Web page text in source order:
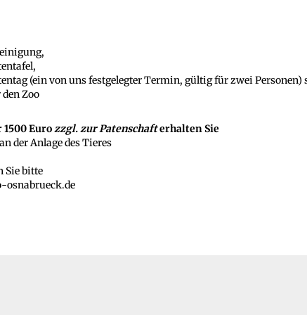
(ein von uns festgelegter Termin, gültig für zwei Personen)
Zoo
Eurozzgl. zur Patenschafterhalten Sie
der Anlage des Tieres
Sie bitte
osnabrueck.de